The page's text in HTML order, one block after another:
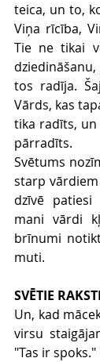
teica, un to,
Viņa rīcība,
Tie ne tikai
tos radīja.
Vārds, kas
tika radīts,
pārradīts.
Svētums
starp vārdiem
dzīvē patiesi
mani vārdi
brīnumi
muti.
SVĒTIE RAKSTI
Un, kad
virsu
"Tas ir